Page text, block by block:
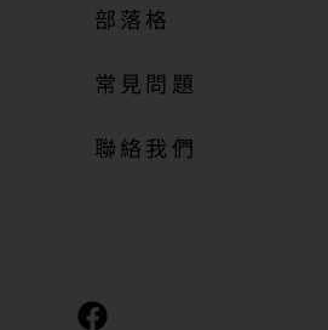
部落格
常見問題
聯絡我們